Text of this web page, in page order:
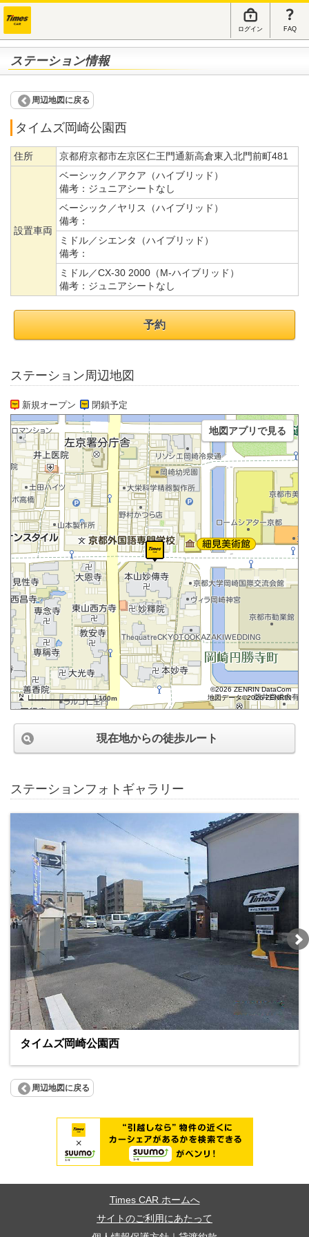
ログイン FAQ
ステーション情報
周辺地図に戻る
タイムズ岡崎公園西
住所 京都府京都市左京区仁王門通新高倉東入北門前町481
設置車両
ベーシック／アクア（ハイブリッド）
備考： ジュニアシートなし
ベーシック／ヤリス（ハイブリッド）
備考：
ミドル／シエンタ（ハイブリッド）
備考：
ミドル／CX-30 2000（M-ハイブリッド）
備考： ジュニアシートなし
予約
ステーション周辺地図
新規オープン 閉鎖予定
100m
©2026 ZENRIN DataCom
地図データ©2026 ZENRIN
地図アプリで見る
現在地からの徒歩ルート
ステーションフォトギャラリー
タイムズ岡崎公園西
周辺地図に戻る
Times CAR ホームへ
サイトのご利用にあたって